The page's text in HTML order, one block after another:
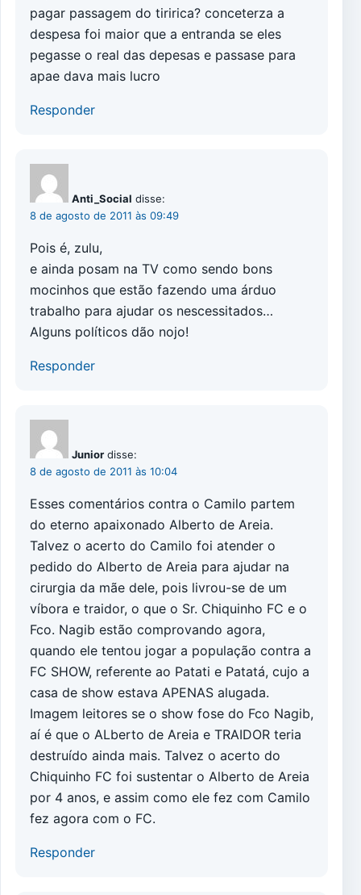
pagar passagem do tiririca? conceterza a
despesa foi maior que a entranda se eles
pegasse o real das depesas e passase para
apae dava mais lucro
Responder
Anti_Social disse:
8 de agosto de 2011 às 09:49
Pois é, zulu,
e ainda posam na TV como sendo bons
mocinhos que estão fazendo uma árduo
trabalho para ajudar os nescessitados…
Alguns políticos dão nojo!
Responder
Junior disse:
8 de agosto de 2011 às 10:04
Esses comentários contra o Camilo partem
do eterno apaixonado Alberto de Areia.
Talvez o acerto do Camilo foi atender o
pedido do Alberto de Areia para ajudar na
cirurgia da mãe dele, pois livrou-se de um
víbora e traidor, o que o Sr. Chiquinho FC e o
Fco. Nagib estão comprovando agora,
quando ele tentou jogar a população contra a
FC SHOW, referente ao Patati e Patatá, cujo a
casa de show estava APENAS alugada.
Imagem leitores se o show fose do Fco Nagib,
aí é que o ALberto de Areia e TRAIDOR teria
destruído ainda mais. Talvez o acerto do
Chiquinho FC foi sustentar o Alberto de Areia
por 4 anos, e assim como ele fez com Camilo
fez agora com o FC.
Responder